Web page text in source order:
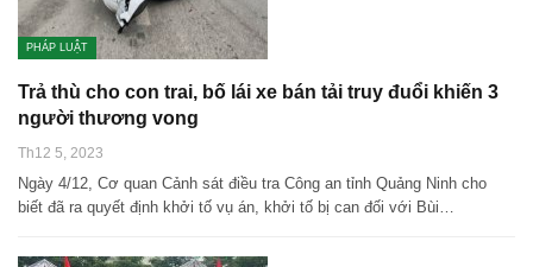
PHÁP LUẬT
Trả thù cho con trai, bố lái xe bán tải truy đuổi khiến 3
người thương vong
Th12 5, 2023
Ngày 4/12, Cơ quan Cảnh sát điều tra Công an tỉnh Quảng Ninh cho
biết đã ra quyết định khởi tố vụ án, khởi tố bị can đối với Bùi…